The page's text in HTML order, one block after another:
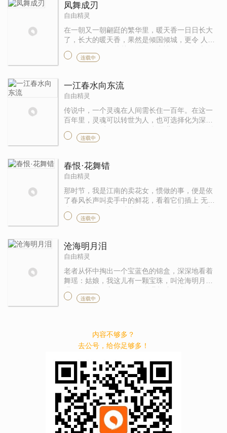
凤舞成刃
自由精灵
在一朝又一朝翩跹的繁华里，暖天香一日日长大
了，长大的暖天香，果然是倾国倾城，更令 人称
绝的是她的舞，清越婉约如洛水神女，又摇曳多
姿如月宫仙子，常常一场舞下来，让观者不知所
连载中
一江春水向东流
自由精灵
传说中，一个灵魂在人间需长住一百年。在这一
百年里，灵魂可以转世为人，也可选择化为深海
的人鱼。 化为人鱼的灵魂，都是悲伤的灵魂。他
们对前世存留太多的迷恋，于是不愿转世，选择
连载中
春恨·花舞错
自由精灵
那时节，我是江南的卖花女，惯做的事，便是依
了春风长声叫卖手中的鲜花，看着它们插上 无数
镶金戴银的面庞，以让她们的容色更加烂漫，竟
似胜过这满把的春光。 那时节，我不知道什么是
连载中
沧海明月泪
自由精灵
老者从怀中掏出一个宝蓝色的锦盒，深深地看着
舞瑶：姑娘，我这儿有一颗宝珠，叫沧海明月
泪，传说是月宫里嫦娥的眼泪凝结而成，你将自
己的泪水滴在上面，然后让你的情郎服下，若你
连载中
内容不够多？
去公号，给你足够多！